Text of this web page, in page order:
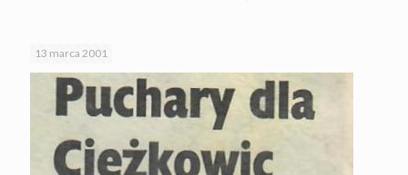
13 marca 2001